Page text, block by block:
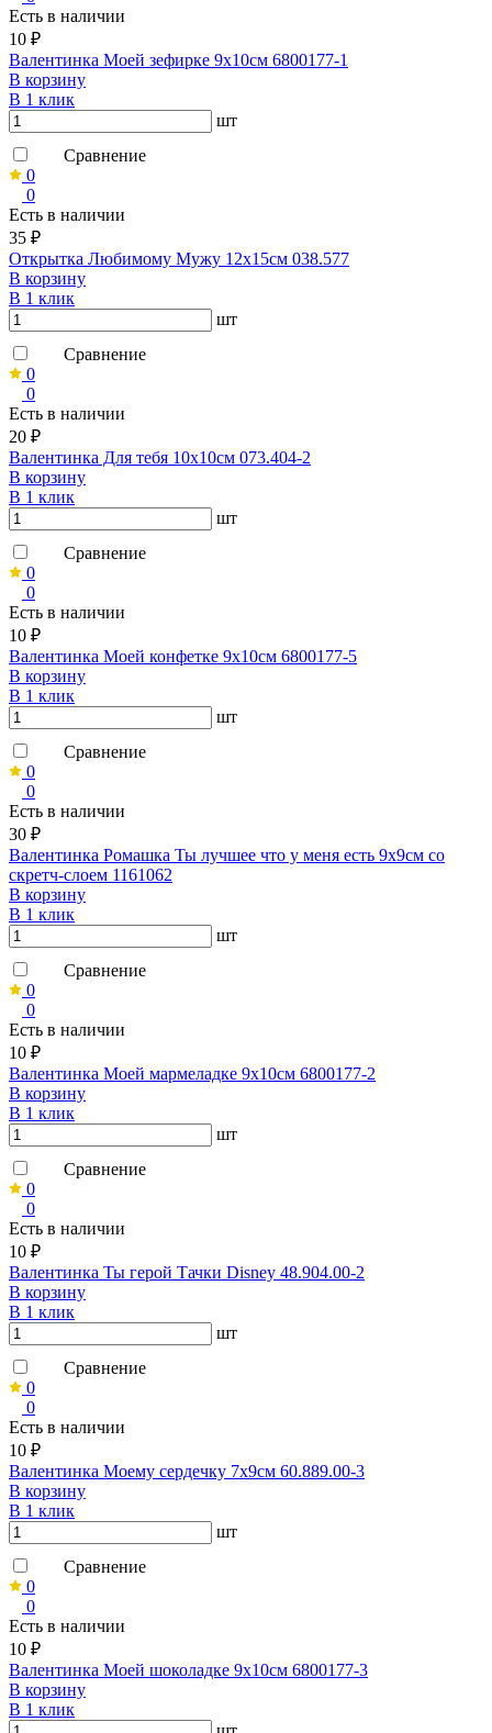
Есть в наличии
10 ₽
Валентинка Моей зефирке 9х10см 6800177-1
В корзину
В 1 клик
шт
Сравнение
0
0
Есть в наличии
35 ₽
Открытка Любимому Мужу 12х15см 038.577
В корзину
В 1 клик
шт
Сравнение
0
0
Есть в наличии
20 ₽
Валентинка Для тебя 10х10см 073.404-2
В корзину
В 1 клик
шт
Сравнение
0
0
Есть в наличии
10 ₽
Валентинка Моей конфетке 9х10см 6800177-5
В корзину
В 1 клик
шт
Сравнение
0
0
Есть в наличии
30 ₽
Валентинка Ромашка Ты лучшее что у меня есть 9х9см со
скретч-слоем 1161062
В корзину
В 1 клик
шт
Сравнение
0
0
Есть в наличии
10 ₽
Валентинка Моей мармеладке 9х10см 6800177-2
В корзину
В 1 клик
шт
Сравнение
0
0
Есть в наличии
10 ₽
Валентинка Ты герой Тачки Disney 48.904.00-2
В корзину
В 1 клик
шт
Сравнение
0
0
Есть в наличии
10 ₽
Валентинка Моему сердечку 7х9см 60.889.00-3
В корзину
В 1 клик
шт
Сравнение
0
0
Есть в наличии
10 ₽
Валентинка Моей шоколадке 9х10см 6800177-3
В корзину
В 1 клик